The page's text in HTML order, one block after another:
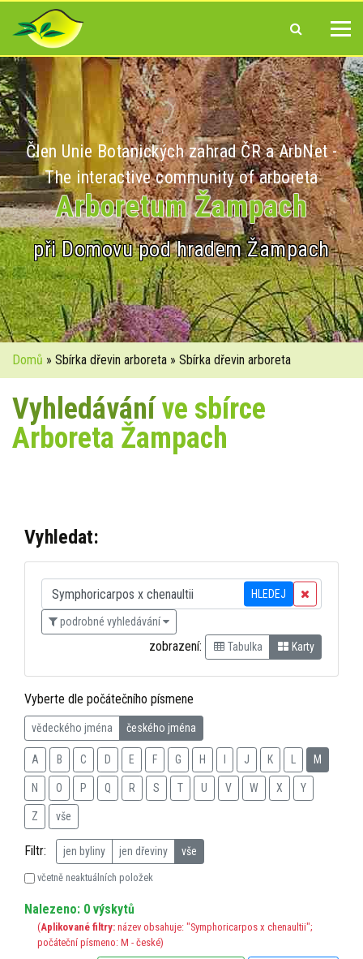
Člen Unie Botanických zahrad ČR a ArbNet -
The interactive community of arboreta
Arboretum Žampach
při Domovu pod hradem Žampach
Domů » Sbírka dřevin arboreta » Sbírka dřevin arboreta
Vyhledáváníve sbírce
Arboreta Žampach
Vyhledat:
HLEDEJ
podrobné vyhledávání
zobrazení: Tabulka Karty
Vyberte dle počátečního písmene
vědeckého jména českého jména
A B C D E F G H J K M
N O P Q R S T U V W X Y
Z vše
Filtr: jen byliny jen dřeviny vše
včetně neaktuálních položek
Nalezeno: 0 výskytů
(Aplikované filtry: název obsahuje: "Symphoricarpos x chenaultii";
počáteční písmeno: M - české)